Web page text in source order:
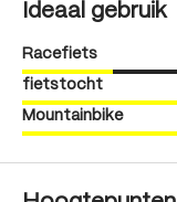
Ideaal gebruik
Racefiets
fietstocht
Mountainbike